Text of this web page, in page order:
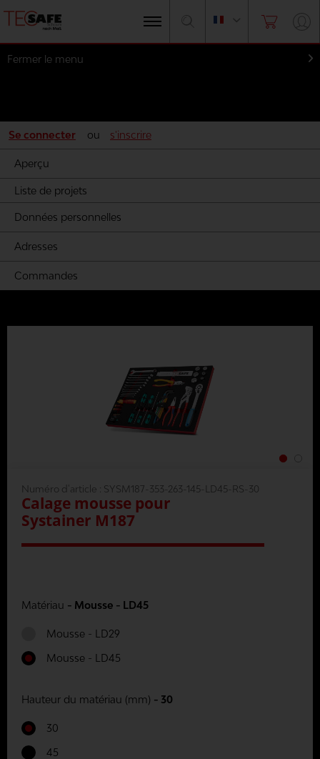
Fermer le menu
Se connecter ou s'inscrire
Aperçu
Liste de projets
Données personnelles
Adresses
Commandes
Numéro d'article : SYSM187-353-263-145-LD45-RS-30
Calage mousse pour
Systainer M187
Matériau - Mousse - LD45
Mousse - LD29
Mousse - LD45
Hauteur du matériau (mm) - 30
30
45